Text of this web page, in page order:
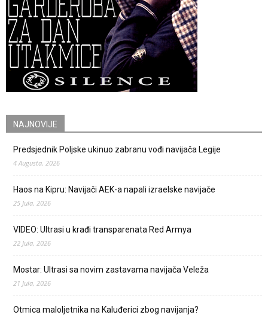
NAJNOVIJE
Predsjednik Poljske ukinuo zabranu vođi navijača Legije
4 Augusta, 2026
Haos na Kipru: Navijači AEK-a napali izraelske navijače
25 Jula, 2026
VIDEO: Ultrasi u krađi transparenata Red Armya
22 Jula, 2026
Mostar: Ultrasi sa novim zastavama navijača Veleža
21 Jula, 2026
Otmica maloljetnika na Kaluđerici zbog navijanja?